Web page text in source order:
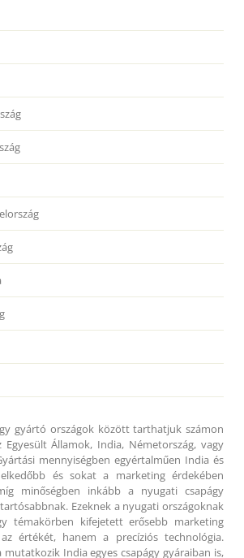
gyártó országok között tarthatjuk számon
Egyesült Államok, India, Németország, vagy
mennyiségben egyértalműen India és
és sokat a marketing érdekében
minőségben inkább a nyugati csapágy
Ezeknek a nyugati országoknak
témakörben kifejetett erősebb marketing
értékét, hanem a precíziós technológia.
India egyes csapágy gyáraiban is,